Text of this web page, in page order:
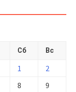
Сб Вс
1
2
8
9